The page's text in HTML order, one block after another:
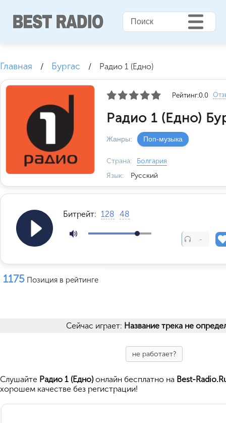
Главная / Бургас / Радио 1 (Едно)
Рейтинг:0.0
Радио 1 (Едно)
Жанры: Поп-музыка
Страна:
Болгария
Язык:
Русский
Битрейт: 128 48
-
1175 Позиция в рейтинге
Сейчас играет: Название трека не
не работает?
Cлушайте Радио 1 (Едно)онлайн бесплатно на Best-
хорошем качестве без регистрации!